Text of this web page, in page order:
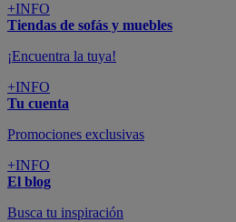
+INFO
Tiendas de sofás y muebles
¡Encuentra la tuya!
+INFO
Tu cuenta
Promociones exclusivas
+INFO
El blog
Busca tu inspiración